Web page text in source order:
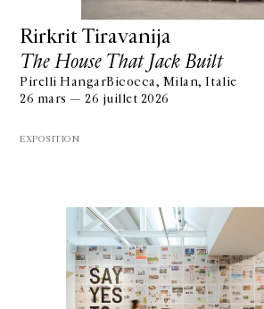
Rirkrit Tiravanija
The House That Jack Built
Pirelli HangarBicocca, Milan, Italie
26 mars — 26 juillet 2026
EXPOSITION